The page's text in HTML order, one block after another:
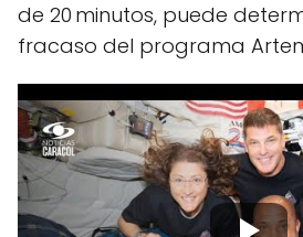
de 20 minutos, puede
fracaso del programa